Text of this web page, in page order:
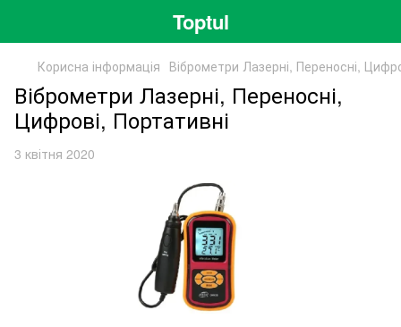
Toptul
Корисна інформація Віброметри Лазерні, Переносні,
Віброметри Лазерні, Переносні,
Цифрові, Портативні
3 квітня 2020